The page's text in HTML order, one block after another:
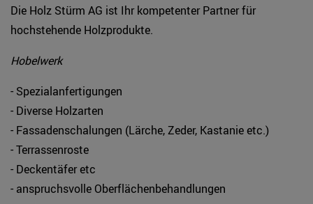
Die Holz Stürm AG ist Ihr kompetenter Partner für
hochstehende Holzprodukte.
Hobelwerk
- Spezialanfertigungen
- Diverse Holzarten
- Fassadenschalungen (Lärche, Zeder, Kastanie etc.)
- Terrassenroste
- Deckentäfer etc
- anspruchsvolle Oberflächenbehandlungen